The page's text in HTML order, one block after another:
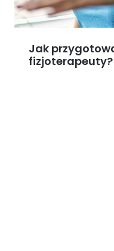
Jak
fizjoterapeuty?